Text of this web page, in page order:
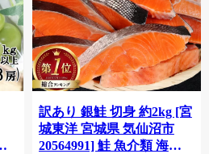
訳あり 銀鮭 切身 約2kg [宮
城東洋 宮城県 気仙沼市
20564991] 鮭 魚介類 海鮮